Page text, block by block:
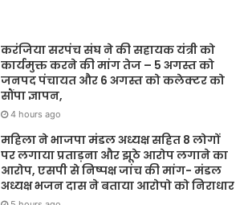
करंजिया सरपंच संघ ने की सहायक यंत्री को
कार्यमुक्त करने की मांग तेज – 5 अगस्त को
जनपद पंचायत और 6 अगस्त को कलेक्टर को
सौंपा ज्ञापन,
4 hours ago
महिला ने भाजपा मंडल अध्यक्ष सहित 8 लोगों
पर लगाया प्रताड़ना और झूठे आरोप लगाने का
आरोप, एसपी से निष्पक्ष जांच की मांग- मंडल
अध्यक्ष भजन दास ने बताया आरोपो को निराधार